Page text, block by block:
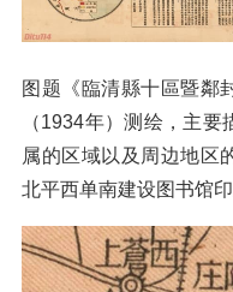
图题《臨清縣十區暨鄰
（1934年）测绘，主
属的区域以及周边地区
北平西单南建设图书馆印